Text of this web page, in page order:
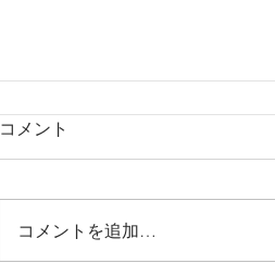
コメント
コメントを追加…